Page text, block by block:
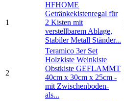
1
HFHOME
Getränkekistenregal für
2 Kisten mit
verstellbarem Ablage,
Stabiler Metall Ständer...
2
Teramico 3er Set
Holzkiste Weinkiste
Obstkiste GEFLAMMT
40cm x 30cm x 25cm -
mit Zwischenboden-
als...